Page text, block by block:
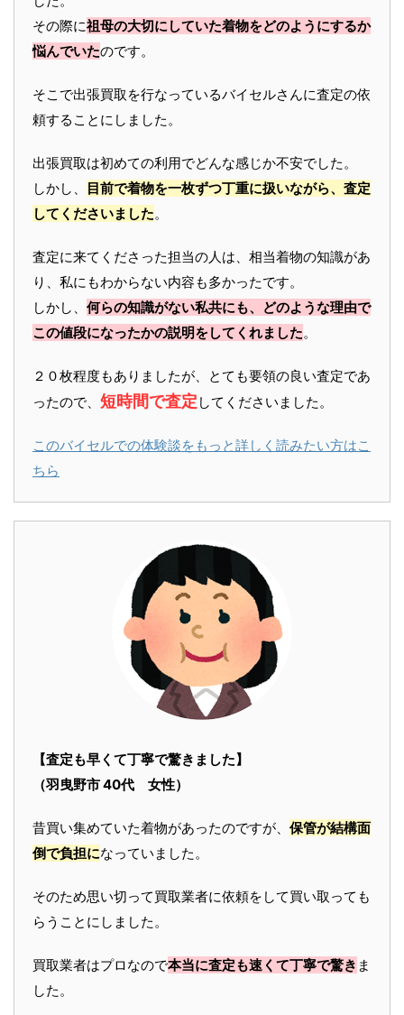
その際に祖母の大切にしていた着物をどのようにするか
悩んでいたのです。
そこで出張買取を行なっているバイセルさんに査定の依
頼することにしました。
出張買取は初めての利用でどんな感じか不安でした。
しかし、
目前で着物を一枚ずつ丁重に扱いながら、査定
してくださいました。
査定に来てくださった担当の人は、相当着物の知識があ
り、私にもわからない内容も多かったです。
しかし、 何らの知識がない私共にも、どのような理由で
この値段になったかの説明をしてくれました。
２０枚程度もありましたが、とても要領の良い査定であ
ったので、 短時間で査定 してくださいました。
このバイセルでの体験談をもっと詳しく読みたい方はこ
ちら
【査定も早くて丁寧で驚きました】
（羽曳野市 40代 女性）
昔買い集めていた着物があったのですが、 保管が結構面
倒で負担になっていました。
そのため思い切って買取業者に依頼をして買い取っても
らうことにしました。
買取業者はプロなので本当に査定も速くて丁寧で驚き ま
した。